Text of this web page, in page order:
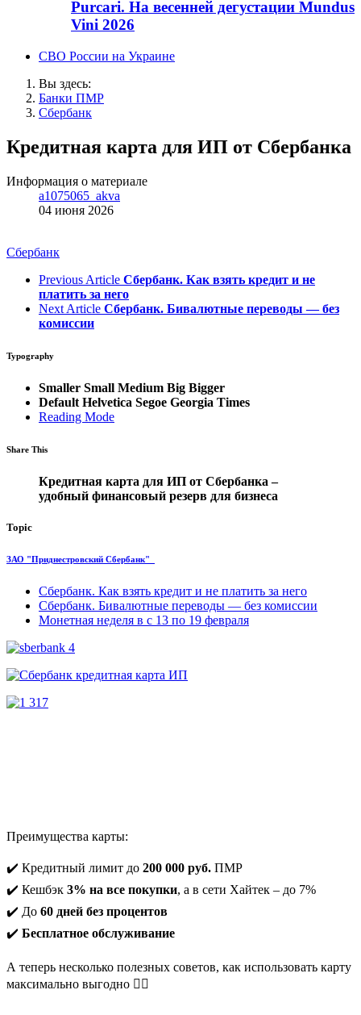
Purcari. На весенней дегустации Mundus
Vini 2026
СВО России на Украине
Вы здесь:
Банки ПМР
Сбербанк
Кредитная карта для ИП от Сбербанка
Информация о материале
a1075065_akva
04 июня 2026
Сбербанк
Previous Article Сбербанк. Как взять кредит и не
платить за него
Next Article Сбербанк. Бивалютные переводы — без
комиссии
Typography
Smaller Small Medium Big Bigger
Default Helvetica Segoe Georgia Times
Reading Mode
Share This
Кредитная карта для ИП от Сбербанка –
удобный финансовый резерв для бизнеса
Topic
ЗАО "Приднестровский Сбербанк"
Сбербанк. Как взять кредит и не платить за него
Сбербанк. Бивалютные переводы — без комиссии
Монетная неделя в с 13 по 19 февраля
Преимущества карты:
✔️ Кредитный лимит до 200 000 руб. ПМР
✔️ Кешбэк 3% на все покупки, а в сети Хайтек – до 7%
✔️ До 60 дней без процентов
✔️ Бесплатное обслуживание
А теперь несколько полезных советов, как использовать карту
максимально выгодно 👇🏼